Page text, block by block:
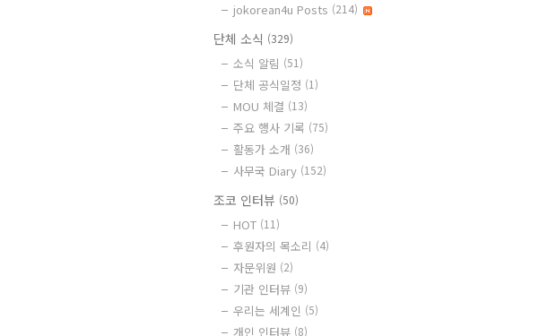
jokorean4u Posts (214)
단체 소식 (329)
소식 알림 (51)
단체 공식일정 (1)
MOU 체결 (13)
주요 행사 기록 (75)
활동가 소개 (36)
사무국 Diary (152)
조코 인터뷰 (50)
HOT (11)
후원자의 목소리 (4)
자문위원 (2)
기관 인터뷰 (9)
우리는 세계인 (5)
개인 인터뷰 (8)